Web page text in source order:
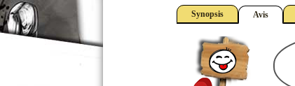
Synopsis Avis